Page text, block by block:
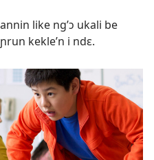
like ng’ɔ ukali be
kekle’n i ndɛ.